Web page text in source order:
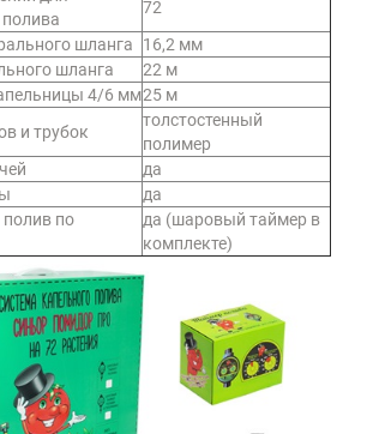
72
шланга
16,2 мм
шланга
22 м
4/6 мм25 м
и трубок
толстостенный
полимер
да
да
по
да (шаровый таймер в
комплекте)